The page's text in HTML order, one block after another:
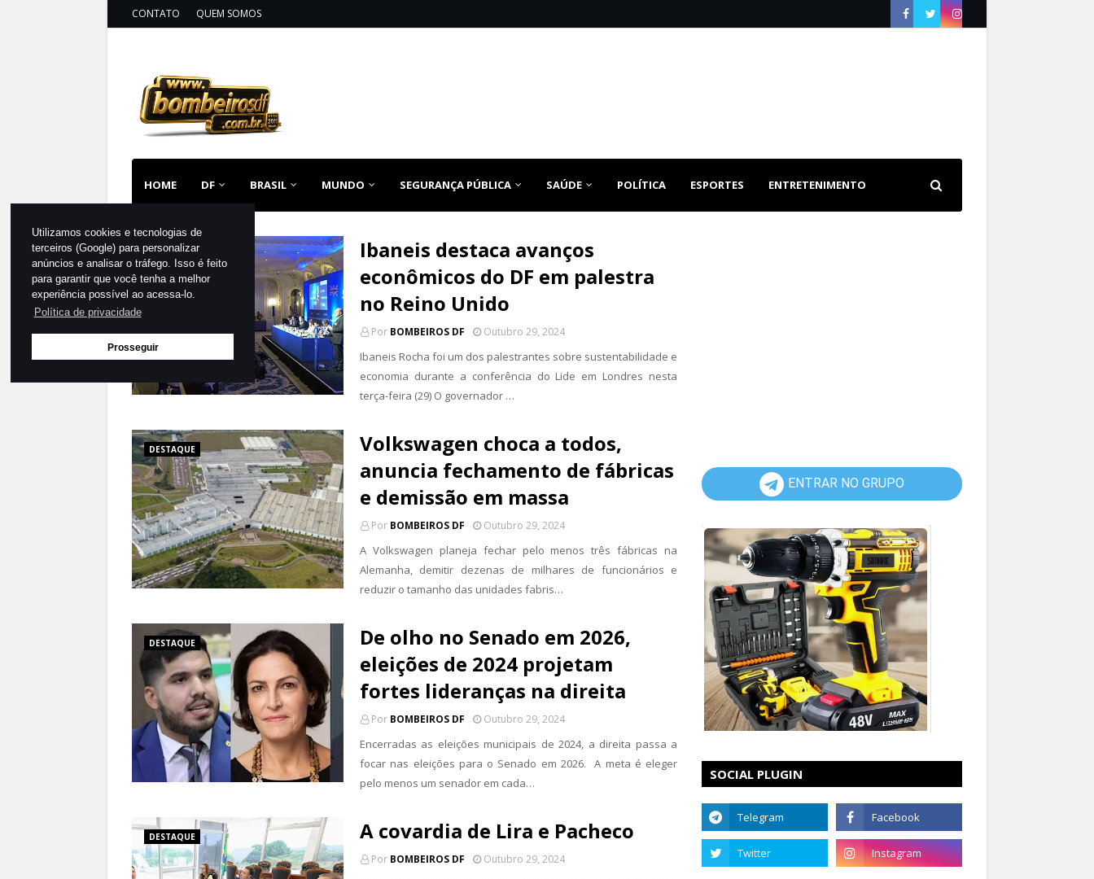
Utilizamos cookies e tecnologias de
terceiros (Google) para personalizar
anúncios e analisar o tráfego. Isso é feito
para garantir que você tenha a melhor
experiência possível ao acessa-lo.
Política de privacidade
Prosseguir
CONTATO QUEM SOMOS
HOME DF BRASIL MUNDO SEGURANÇA PÚBLICA SAÚDE POLÍTICA ESPORTES ENTRETENIMENTO
Ibaneis destaca avanços
econômicos do DF em palestra
no Reino Unido
Por BOMBEIROS DF Outubro 29, 2024
Ibaneis Rocha foi um dos palestrantes sobre sustentabilidade e
economia durante a conferência do Lide em Londres nesta
terça-feira (29) O governador …
DESTAQUE
Volkswagen choca a todos,
anuncia fechamento de fábricas
e demissão em massa
Por BOMBEIROS DF Outubro 29, 2024
A Volkswagen planeja fechar pelo menos três fábricas na
Alemanha, demitir dezenas de milhares de funcionários e
reduzir o tamanho das unidades fabris…
DESTAQUE
De olho no Senado em 2026,
eleições de 2024 projetam
fortes lideranças na direita
Por BOMBEIROS DF Outubro 29, 2024
Encerradas as eleições municipais de 2024, a direita passa a
focar nas eleições para o Senado em 2026. A meta é eleger
pelo menos um senador em cada…
DESTAQUE A covardia de Lira e Pacheco
Por BOMBEIROS DF Outubro 29, 2024
ENTRAR NO GRUPO
SOCIAL PLUGIN